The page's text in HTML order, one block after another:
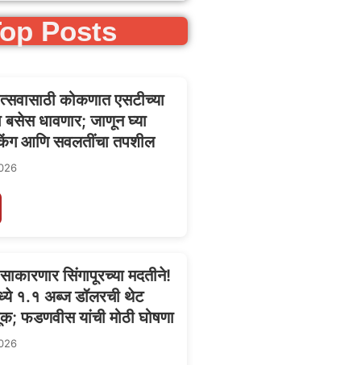
Posts
कोकणात एसटीच्या
धावणार; जाणून घ्या
आणि सवलतींचा तपशील
सिंगापूरच्या मदतीने!
१.१ अब्ज डॉलरची थेट
फडणवीस यांची मोठी घोषणा